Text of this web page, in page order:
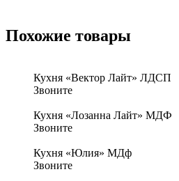
Похожие товары
Кухня «Вектор Лайт» ЛДСП
Звоните
Кухня «Лозанна Лайт» МДФ
Звоните
Кухня «Юлия» МДф
Звоните